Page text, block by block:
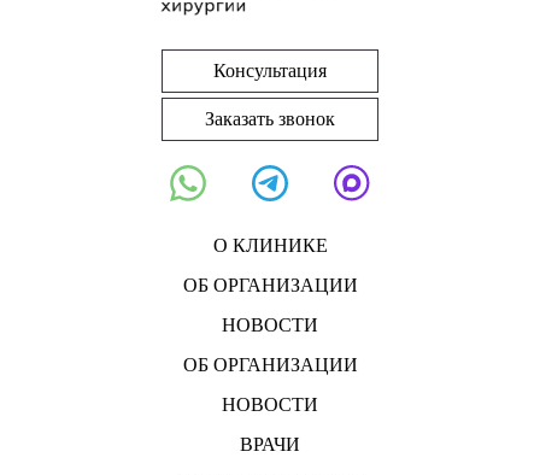
Консультация
Заказать звонок
О КЛИНИКЕ
ОБ ОРГАНИЗАЦИИ
НОВОСТИ
ОБ ОРГАНИЗАЦИИ
НОВОСТИ
ВРАЧИ